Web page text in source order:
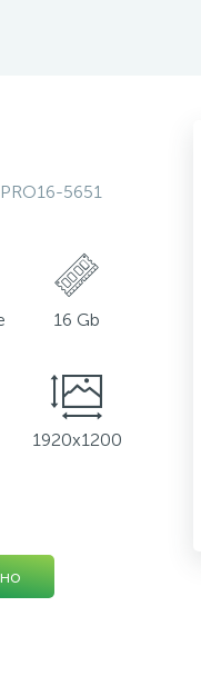
PRO16-5651
16 Gb
1920x1200